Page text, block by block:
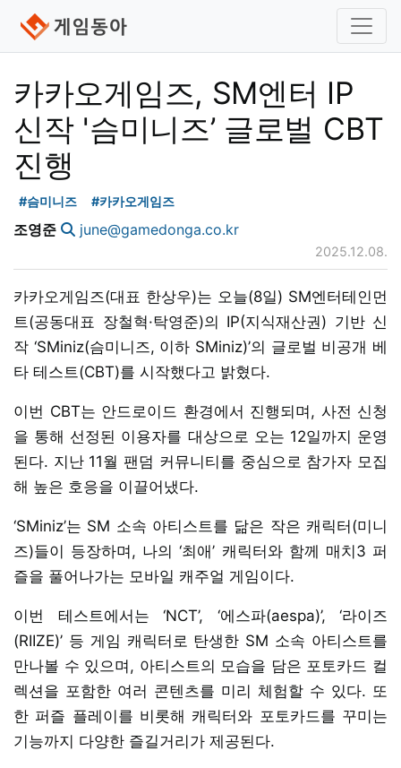
카카오게임즈, SM엔터 IP
신작 '슴미니즈’ 글로벌 CBT
진행
#슴미니즈 #카카오게임즈
조영준 june@gamedonga.co.kr
2025.12.08.
카카오게임즈(대표 한상우)는 오늘(8일) SM엔터테인먼
트(공동대표 장철혁·탁영준)의 IP(지식재산권) 기반 신
작 ‘SMiniz(슴미니즈, 이하 SMiniz)’의 글로벌 비공개 베
타 테스트(CBT)를 시작했다고 밝혔다.
이번 CBT는 안드로이드 환경에서 진행되며, 사전 신청
을 통해 선정된 이용자를 대상으로 오는 12일까지 운영
된다. 지난 11월 팬덤 커뮤니티를 중심으로 참가자 모집
해 높은 호응을 이끌어냈다.
‘SMiniz’는 SM 소속 아티스트를 닮은 작은 캐릭터(미니
즈)들이 등장하며, 나의 ‘최애’ 캐릭터와 함께 매치3 퍼
즐을 풀어나가는 모바일 캐주얼 게임이다.
이번 테스트에서는 ‘NCT’, ‘에스파(aespa)’, ‘라이즈
(RIIZE)’ 등 게임 캐릭터로 탄생한 SM 소속 아티스트를
만나볼 수 있으며, 아티스트의 모습을 담은 포토카드 컬
렉션을 포함한 여러 콘텐츠를 미리 체험할 수 있다. 또
한 퍼즐 플레이를 비롯해 캐릭터와 포토카드를 꾸미는
기능까지 다양한 즐길거리가 제공된다.